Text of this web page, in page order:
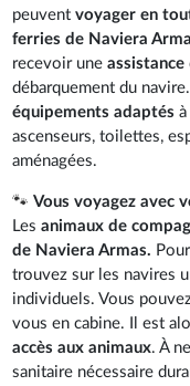
peuventvoyager en
ferries de Naviera
recevoir uneassistance
débarquement du
équipements adaptés
ascenseurs, toilettes,
aménagées.
🐾Vous voyagez avec
Lesanimaux de
de Naviera Armas.
trouvez sur les navires
individuels. Vous
vous en cabine. Il est
accès aux animaux. À
sanitaire nécessaire